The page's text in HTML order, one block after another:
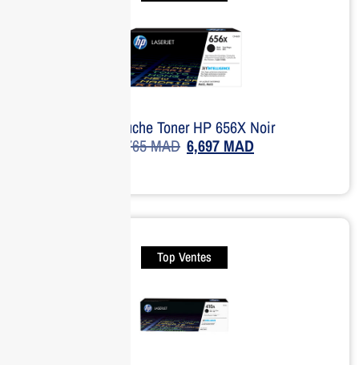
Cartouche Toner HP 656X Noir
6,765MAD 6,697 MAD
Top Ventes